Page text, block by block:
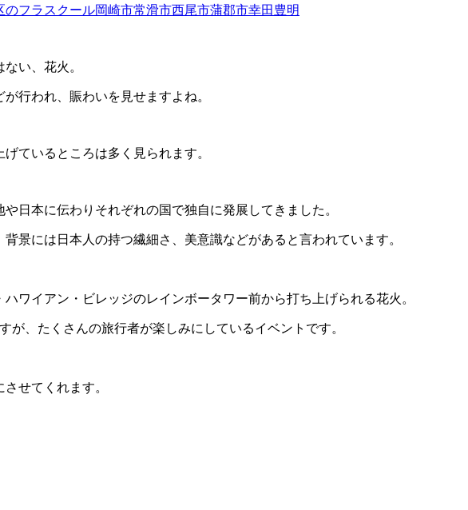
い、花火。
行われ、賑わいを見せますよね。
ているところは多く見られます。
日本に伝わりそれぞれの国で独自に発展してきました。
景には日本人の持つ繊細さ、美意識などがあると言われています。
ワイアン・ビレッジのレインボータワー前から打ち上げられる花火。
が、たくさんの旅行者が楽しみにしているイベントです。
せてくれます。